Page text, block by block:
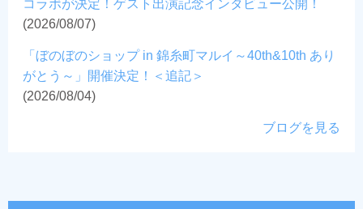
コラボが決定！ゲスト出演記念インタビュー公開！
(2026/08/07)
「ぼのぼのショップ in 錦糸町マルイ～40th&10th あり
がとう～」開催決定！＜追記＞
(2026/08/04)
ブログを見る